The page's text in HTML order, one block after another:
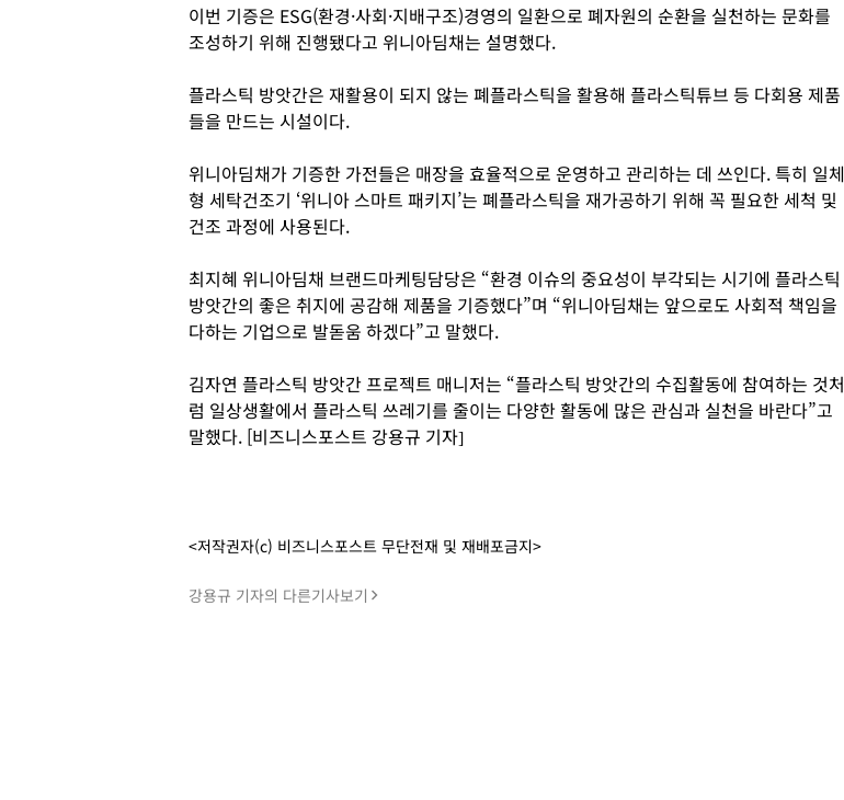
이번 기증은 ESG(환경·사회·지배구조)경영의 일환으로 폐자원의 순환을 실천하는 문화를
조성하기 위해 진행됐다고 위니아딤채는 설명했다.
플라스틱 방앗간은 재활용이 되지 않는 폐플라스틱을 활용해 플라스틱튜브 등 다회용 제품
들을 만드는 시설이다.
위니아딤채가 기증한 가전들은 매장을 효율적으로 운영하고 관리하는 데 쓰인다. 특히 일체
형 세탁건조기 ‘위니아 스마트 패키지’는 폐플라스틱을 재가공하기 위해 꼭 필요한 세척 및
건조 과정에 사용된다.
최지혜 위니아딤채 브랜드마케팅담당은 “환경 이슈의 중요성이 부각되는 시기에 플라스틱
방앗간의 좋은 취지에 공감해 제품을 기증했다”며 “위니아딤채는 앞으로도 사회적 책임을
다하는 기업으로 발돋움 하겠다”고 말했다.
김자연 플라스틱 방앗간 프로젝트 매니저는 “플라스틱 방앗간의 수집활동에 참여하는 것처
럼 일상생활에서 플라스틱 쓰레기를 줄이는 다양한 활동에 많은 관심과 실천을 바란다”고
말했다. [비즈니스포스트 강용규 기자]
<저작권자(c) 비즈니스포스트 무단전재 및 재배포금지>
강용규 기자의 다른기사보기